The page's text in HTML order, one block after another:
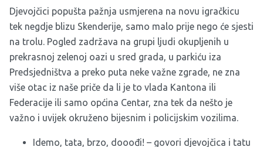
Djevojčici popušta pažnja usmjerena na novu igračkicu
tek negdje blizu Skenderije, samo malo prije nego će sjesti
na trolu. Pogled zadržava na grupi ljudi okupljenih u
prekrasnoj zelenoj oazi u sred grada, u parkiću iza
Predsjedništva a preko puta neke važne zgrade, ne zna
više otac iz naše priče da li je to vlada Kantona ili
Federacije ili samo općina Centar, zna tek da nešto je
važno i uvijek okruženo bijesnim i policijskim vozilima.
Idemo, tata, brzo, dooođi! – govori djevojčica i tatu